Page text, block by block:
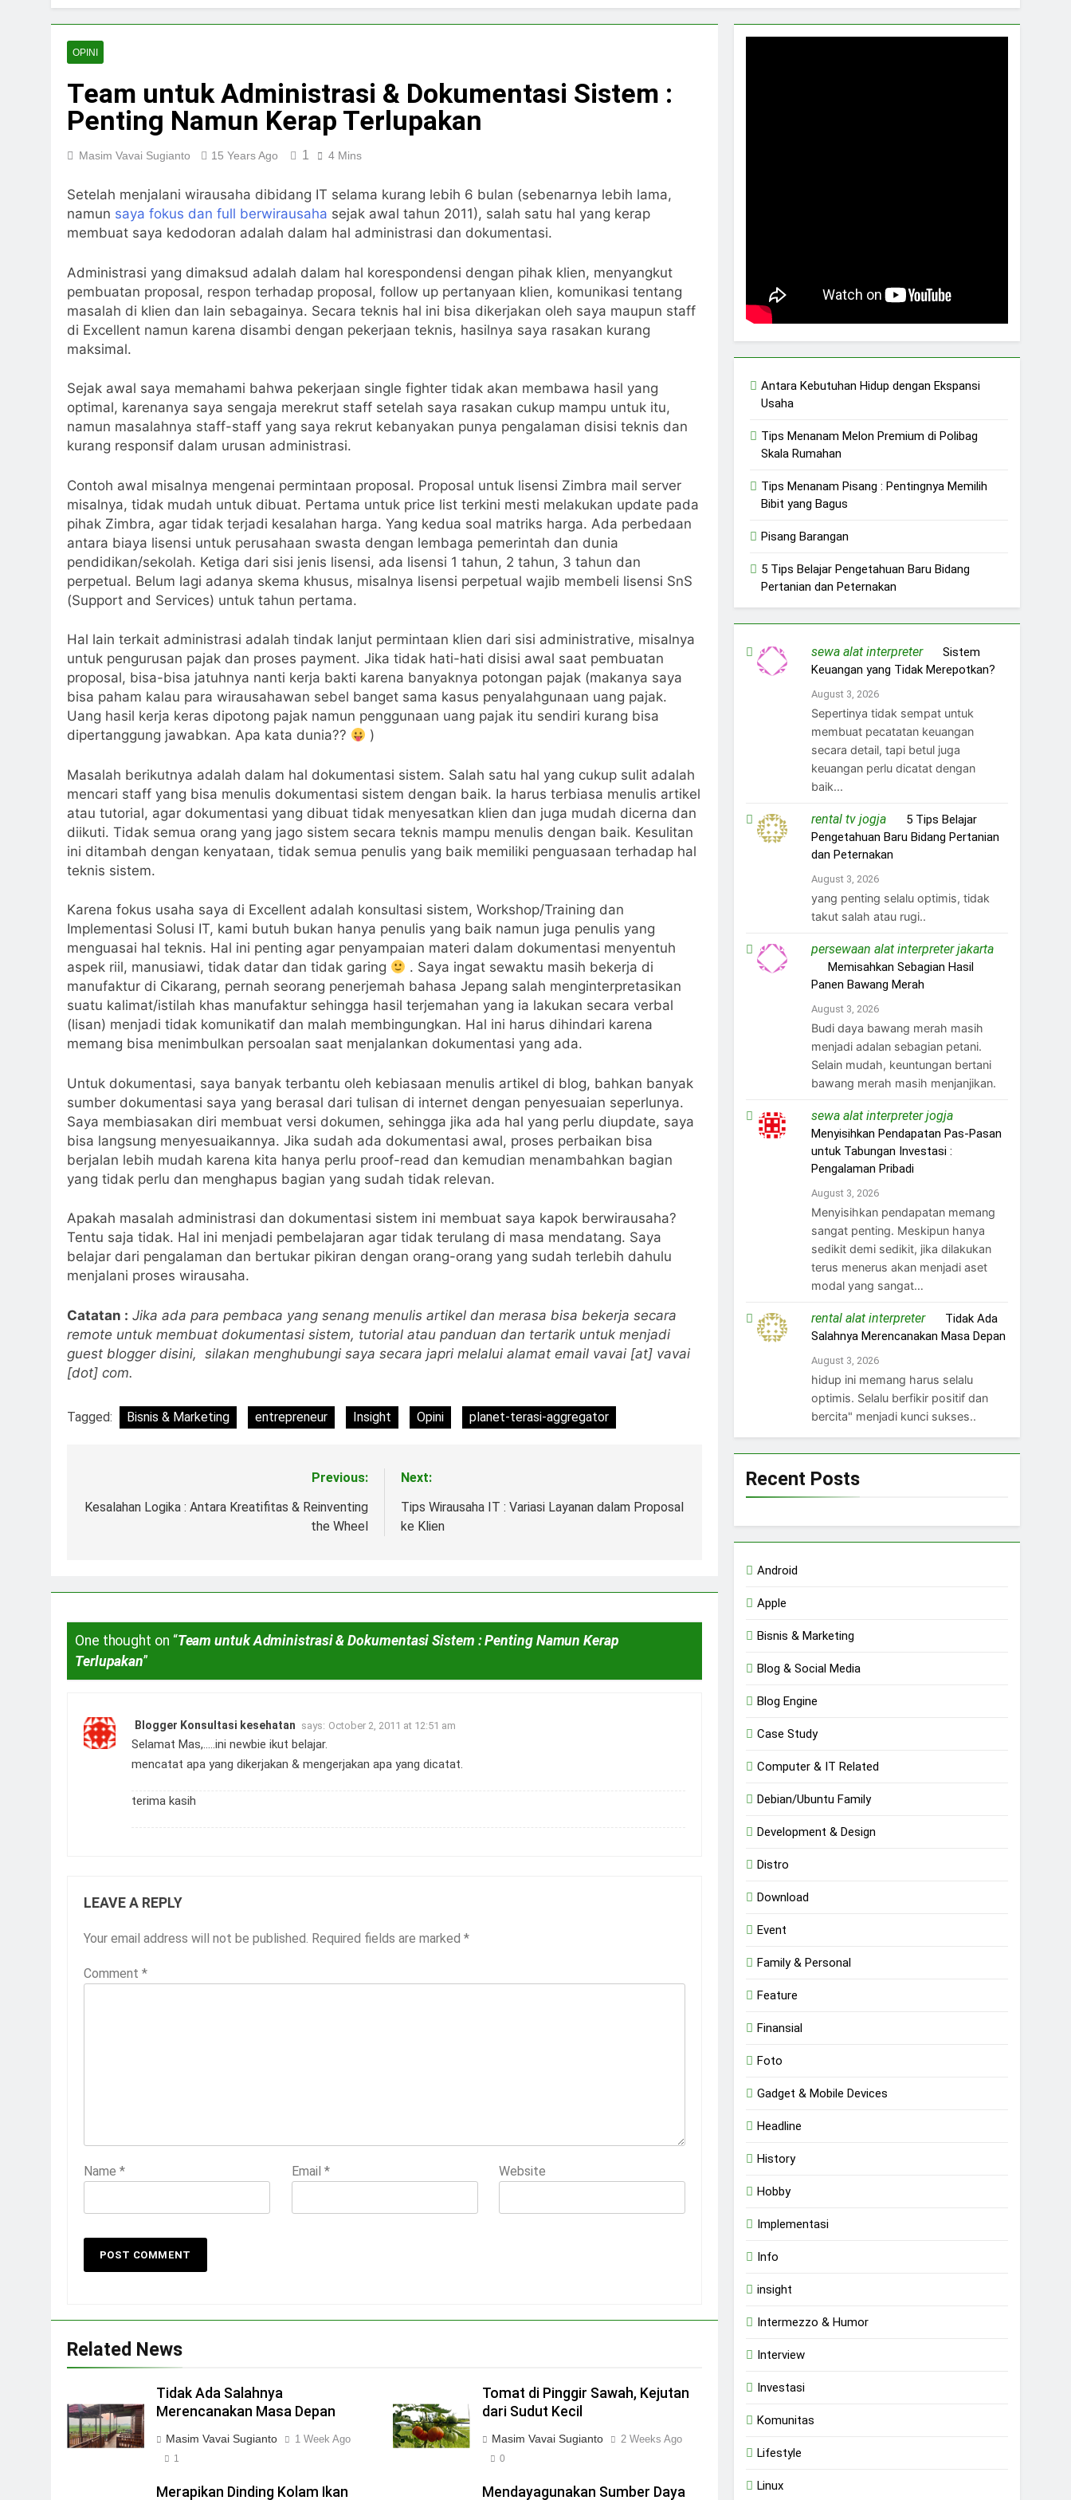
OPINI
Team untuk Administrasi & Dokumentasi Sistem :
Penting Namun Kerap Terlupakan
Masim Vavai Sugianto 15 Years Ago 1 4 Mins
Setelah menjalani wirausaha dibidang IT selama kurang lebih 6 bulan (sebenarnya lebih lama,
namun saya fokus dan full berwirausaha sejak awal tahun 2011), salah satu hal yang kerap
membuat saya kedodoran adalah dalam hal administrasi dan dokumentasi.
Administrasi yang dimaksud adalah dalam hal korespondensi dengan pihak klien, menyangkut
pembuatan proposal, respon terhadap proposal, follow up pertanyaan klien, komunikasi tentang
masalah di klien dan lain sebagainya. Secara teknis hal ini bisa dikerjakan oleh saya maupun staff
di Excellent namun karena disambi dengan pekerjaan teknis, hasilnya saya rasakan kurang
maksimal.
Sejak awal saya memahami bahwa pekerjaan single fighter tidak akan membawa hasil yang
optimal, karenanya saya sengaja merekrut staff setelah saya rasakan cukup mampu untuk itu,
namun masalahnya staff-staff yang saya rekrut kebanyakan punya pengalaman disisi teknis dan
kurang responsif dalam urusan administrasi.
Contoh awal misalnya mengenai permintaan proposal. Proposal untuk lisensi Zimbra mail server
misalnya, tidak mudah untuk dibuat. Pertama untuk price list terkini mesti melakukan update pada
pihak Zimbra, agar tidak terjadi kesalahan harga. Yang kedua soal matriks harga. Ada perbedaan
antara biaya lisensi untuk perusahaan swasta dengan lembaga pemerintah dan dunia
pendidikan/sekolah. Ketiga dari sisi jenis lisensi, ada lisensi 1 tahun, 2 tahun, 3 tahun dan
perpetual. Belum lagi adanya skema khusus, misalnya lisensi perpetual wajib membeli lisensi SnS
(Support and Services) untuk tahun pertama.
Hal lain terkait administrasi adalah tindak lanjut permintaan klien dari sisi administrative, misalnya
untuk pengurusan pajak dan proses payment. Jika tidak hati-hati disisi awal saat pembuatan
proposal, bisa-bisa jatuhnya nanti kerja bakti karena banyaknya potongan pajak (makanya saya
bisa paham kalau para wirausahawan sebel banget sama kasus penyalahgunaan uang pajak.
Uang hasil kerja keras dipotong pajak namun penggunaan uang pajak itu sendiri kurang bisa
dipertanggung jawabkan. Apa kata dunia??
)
Masalah berikutnya adalah dalam hal dokumentasi sistem. Salah satu hal yang cukup sulit adalah
mencari staff yang bisa menulis dokumentasi sistem dengan baik. Ia harus terbiasa menulis artikel
atau tutorial, agar dokumentasi yang dibuat tidak menyesatkan klien dan juga mudah dicerna dan
diikuti. Tidak semua orang yang jago sistem secara teknis mampu menulis dengan baik. Kesulitan
ini ditambah dengan kenyataan, tidak semua penulis yang baik memiliki penguasaan terhadap hal
teknis sistem.
Karena fokus usaha saya di Excellent adalah konsultasi sistem, Workshop/Training dan
Implementasi Solusi IT, kami butuh bukan hanya penulis yang baik namun juga penulis yang
menguasai hal teknis. Hal ini penting agar penyampaian materi dalam dokumentasi menyentuh
aspek riil, manusiawi, tidak datar dan tidak garing
. Saya ingat sewaktu masih bekerja di
manufaktur di Cikarang, pernah seorang penerjemah bahasa Jepang salah menginterpretasikan
suatu kalimat/istilah khas manufaktur sehingga hasil terjemahan yang ia lakukan secara verbal
(lisan) menjadi tidak komunikatif dan malah membingungkan. Hal ini harus dihindari karena
memang bisa menimbulkan persoalan saat menjalankan dokumentasi yang ada.
Untuk dokumentasi, saya banyak terbantu oleh kebiasaan menulis artikel di blog, bahkan banyak
sumber dokumentasi saya yang berasal dari tulisan di internet dengan penyesuaian seperlunya.
Saya membiasakan diri membuat versi dokumen, sehingga jika ada hal yang perlu diupdate, saya
bisa langsung menyesuaikannya. Jika sudah ada dokumentasi awal, proses perbaikan bisa
berjalan lebih mudah karena kita hanya perlu proof-read dan kemudian menambahkan bagian
yang tidak perlu dan menghapus bagian yang sudah tidak relevan.
Apakah masalah administrasi dan dokumentasi sistem ini membuat saya kapok berwirausaha?
Tentu saja tidak. Hal ini menjadi pembelajaran agar tidak terulang di masa mendatang. Saya
belajar dari pengalaman dan bertukar pikiran dengan orang-orang yang sudah terlebih dahulu
menjalani proses wirausaha.
Catatan : Jika ada para pembaca yang senang menulis artikel dan merasa bisa bekerja secara
remote untuk membuat dokumentasi sistem, tutorial atau panduan dan tertarik untuk menjadi
guest blogger disini, silakan menghubungi saya secara japri melalui alamat email vavai [at] vavai
[dot] com.
Tagged: Bisnis & Marketing entrepreneur Insight Opini planet-terasi-aggregator
navigation
Previous:
Kesalahan Logika : Antara Kreatifitas & Reinventing
the Wheel
Next:
Tips Wirausaha IT : Variasi Layanan dalam Proposal
ke Klien
One thought on “Team untuk Administrasi & Dokumentasi Sistem : Penting Namun Kerap
Terlupakan”
Blogger Konsultasi kesehatan says: October 2, 2011 at 12:51 am
Selamat Mas,…..ini newbie ikut belajar.
mencatat apa yang dikerjakan & mengerjakan apa yang dicatat.
terima kasih
LEAVE A REPLY
Your email address will not be published. Required fields are marked *
Comment *
Name * Email * Website
Related News
Tidak Ada Salahnya
Merencanakan Masa Depan
Masim Vavai Sugianto 1 Week Ago
1
Tomat di Pinggir Sawah, Kejutan
dari Sudut Kecil
Masim Vavai Sugianto 2 Weeks Ago
0
Merapikan Dinding Kolam Ikan Mendayagunakan Sumber Daya
Antara Kebutuhan Hidup dengan Ekspansi
Usaha
Tips Menanam Melon Premium di Polibag
Skala Rumahan
Tips Menanam Pisang : Pentingnya Memilih
Bibit yang Bagus
Pisang Barangan
5 Tips Belajar Pengetahuan Baru Bidang
Pertanian dan Peternakan
sewa alat interpreteron Sistem
Keuangan yang Tidak Merepotkan?
August 3, 2026
Sepertinya tidak sempat untuk
membuat pecatatan keuangan
secara detail, tapi betul juga
keuangan perlu dicatat dengan
baik...
rental tv jogjaon 5 Tips Belajar
Pengetahuan Baru Bidang Pertanian
dan Peternakan
August 3, 2026
yang penting selalu optimis, tidak
takut salah atau rugi..
persewaan alat interpreter jakarta
Memisahkan Sebagian Hasil
Panen Bawang Merah
August 3, 2026
Budi daya bawang merah masih
menjadi adalan sebagian petani.
Selain mudah, keuntungan bertani
bawang merah masih menjanjikan.
sewa alat interpreter jogjaon
Menyisihkan Pendapatan Pas-Pasan
untuk Tabungan Investasi :
Pengalaman Pribadi
August 3, 2026
Menyisihkan pendapatan memang
sangat penting. Meskipun hanya
sedikit demi sedikit, jika dilakukan
terus menerus akan menjadi aset
modal yang sangat…
rental alat interpreteron Tidak Ada
Salahnya Merencanakan Masa Depan
August 3, 2026
hidup ini memang harus selalu
optimis. Selalu berfikir positif dan
bercita" menjadi kunci sukses..
Recent Posts
Android
Apple
Bisnis & Marketing
Blog & Social Media
Blog Engine
Case Study
Computer & IT Related
Debian/Ubuntu Family
Development & Design
Distro
Download
Event
Family & Personal
Feature
Finansial
Foto
Gadget & Mobile Devices
Headline
History
Hobby
Implementasi
Info
insight
Intermezzo & Humor
Interview
Investasi
Komunitas
Lifestyle
Linux